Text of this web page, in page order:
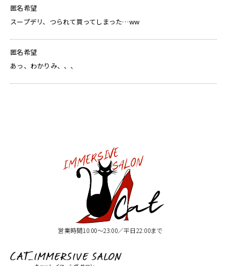
匿名希望
スープデリ、つられて買ってしまった…ww
匿名希望
あっ、わかりみ、、、
営業時間10:00〜23:00／平日22:00まで